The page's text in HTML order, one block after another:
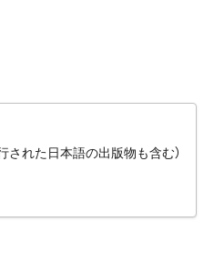
れた日本語の出版物も含む）